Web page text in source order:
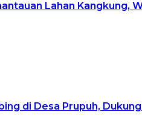
Lahan Kangkung,
di Desa Prupuh,